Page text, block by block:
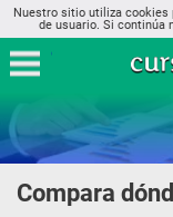
Nuestro sitio utiliza cookies
de usuario. Si continúa
Compara